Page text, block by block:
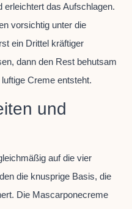
erleichtert das Aufschlagen.
vorsichtig unter die
ein Drittel kräftiger
dann den Rest behutsam
Creme entsteht.
und
auf die vier
die knusprige Basis, die
Die Mascarponecreme